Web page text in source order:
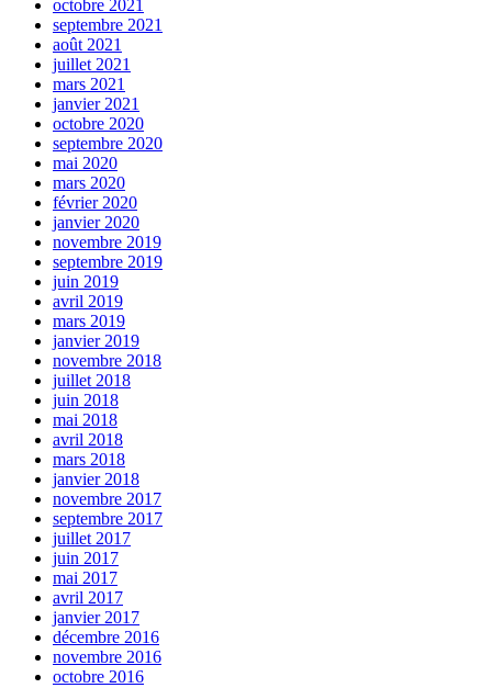
octobre 2021
septembre 2021
août 2021
juillet 2021
mars 2021
janvier 2021
octobre 2020
septembre 2020
mai 2020
mars 2020
février 2020
janvier 2020
novembre 2019
septembre 2019
juin 2019
avril 2019
mars 2019
janvier 2019
novembre 2018
juillet 2018
juin 2018
mai 2018
avril 2018
mars 2018
janvier 2018
novembre 2017
septembre 2017
juillet 2017
juin 2017
mai 2017
avril 2017
janvier 2017
décembre 2016
novembre 2016
octobre 2016